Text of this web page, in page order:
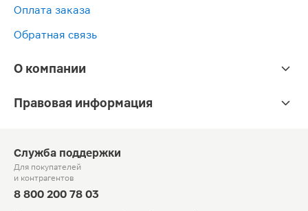
Оплата заказа
Обратная связь
О компании
Правовая информация
Служба поддержки
Для покупателей
и контрагентов
8 800 200 78 03